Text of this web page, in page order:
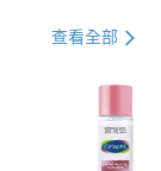
查看全部